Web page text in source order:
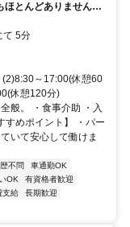
ほとんどありません／
て 5分
～17:00(休憩60
休憩120分)
般。 ・食事介助 ・入
すめポイント】 ・パー
いて安心して働けま
不問
車通勤OK
OK
有資格者歓迎
支給
長期歓迎